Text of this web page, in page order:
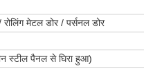
मेटल डोर / पर्सनल डोर
स्टील पैनल से घिरा हुआ)